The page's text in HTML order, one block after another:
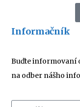
Informačník
Buďte informovaní
na odber nášho